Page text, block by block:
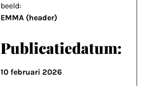
beeld:
EMMA (header)
Publicatiedatum:
10 februari 2026